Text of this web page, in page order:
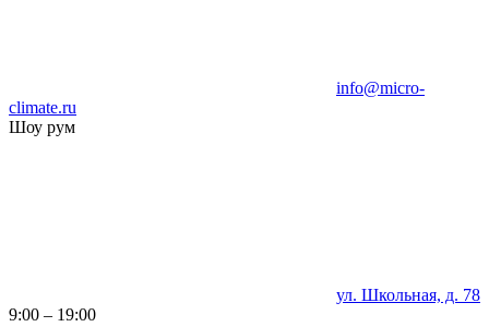
info@micro-
climate.ru
Шоу рум
ул. Школьная, д. 78
9:00 – 19:00